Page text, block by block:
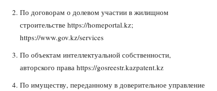
По договорам о долевом участии в жилищном
строительстве https://homeportal.kz;
https://www.gov.kz/services
По объектам интеллектуальной собственности,
авторского права https://gosreestr.kazpatent.kz
По имуществу, переданному в доверительное управление